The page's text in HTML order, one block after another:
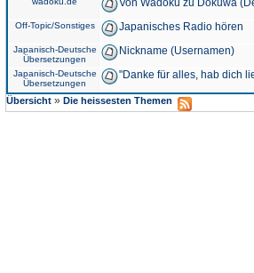
Von Wadoku zu Dokuwa
Off-Topic/Sonstiges Japanisches Radio hören
Japanisch-Deutsche
Übersetzungen
Nickname (Usernamen)
Japanisch-Deutsche
Übersetzungen
"Danke für alles, hab dich
Übersicht » Die heissesten Themen